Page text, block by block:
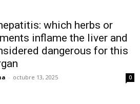
which herbs or
inflame the liver and
dangerous for this
- octubre 13, 2025 0